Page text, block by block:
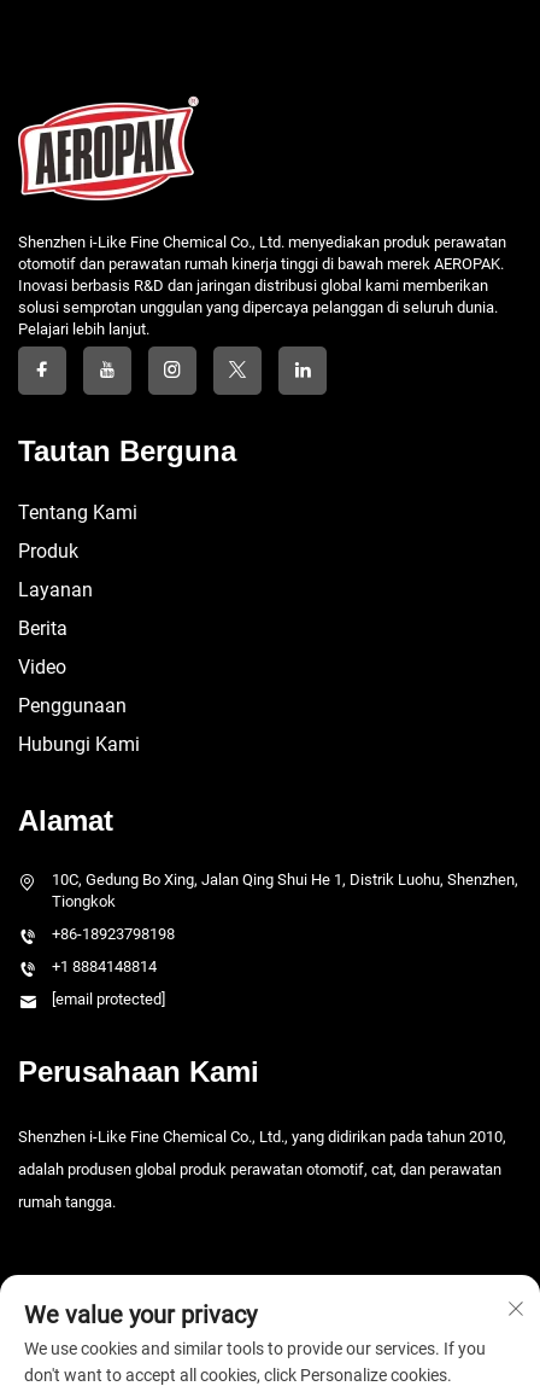
Shenzhen i-Like Fine Chemical Co., Ltd. menyediakan produk perawatan
otomotif dan perawatan rumah kinerja tinggi di bawah merek AEROPAK.
Inovasi berbasis R&D dan jaringan distribusi global kami memberikan
solusi semprotan unggulan yang dipercaya pelanggan di seluruh dunia.
Pelajari lebih lanjut.
Tautan Berguna
Tentang Kami
Produk
Layanan
Berita
Video
Penggunaan
Hubungi Kami
Alamat
10C, Gedung Bo Xing, Jalan Qing Shui He 1, Distrik Luohu, Shenzhen,
Tiongkok
+86-18923798198
+1 8884148814
[email protected]
Perusahaan Kami
Shenzhen i-Like Fine Chemical Co., Ltd., yang didirikan pada tahun 2010,
adalah produsen global produk perawatan otomotif, cat, dan perawatan
rumah tangga.
Hak Cipta © 2026 Shenzhen i-Like Fine Chemical Co., Ltd. Semua hak
We value your privacy
We use cookies and similar tools to provide our services. If you
don't want to accept all cookies, click Personalize cookies.